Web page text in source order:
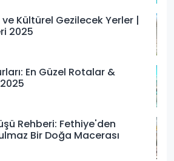
Kültürel Gezilecek Yerler |
2025
En Güzel Rotalar &
Rehberi: Fethiye'den
Bir Doğa Macerası